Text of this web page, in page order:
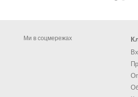
Ми в соцмережах